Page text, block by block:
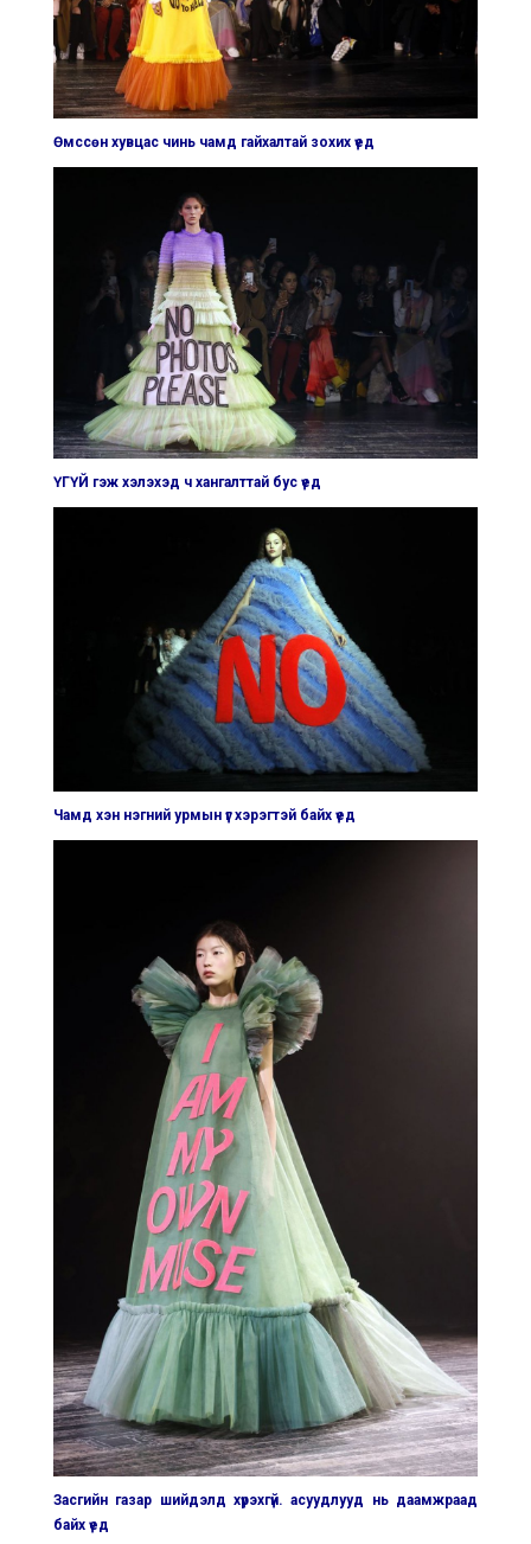
Өмссөн хувцас чинь чамд гайхалтай зохих үед
ҮГҮЙ гэж хэлэхэд ч хангалттай бус үед
Чамд хэн нэгний урмын үг хэрэгтэй байх үед
Засгийн газар шийдэлд хүрэхгүй. асуудлууд нь даамжраад
байх үед